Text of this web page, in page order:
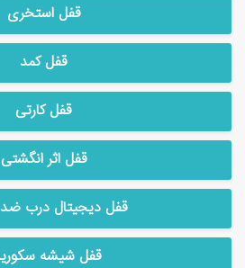
قفل استخری
قفل کمد
قفل کارتی
قفل اثر انگشتی
قفل دیجیتال درب
قفل شیشه